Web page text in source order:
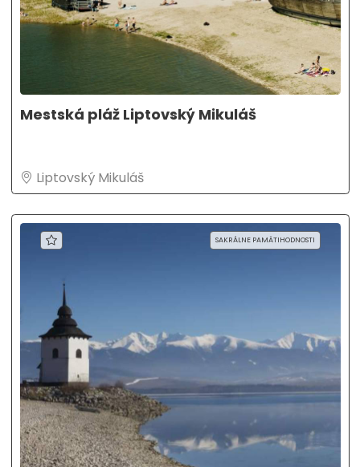
Mestská pláž Liptovský Mikuláš
Liptovský Mikuláš
SAKRÁLNE PAMÄTIHODNOSTI